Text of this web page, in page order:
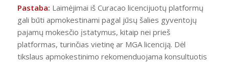
Pastaba: Laimėjimai iš Curacao licencijuotų platformų
gali būti apmokestinami pagal jūsų šalies gyventojų
pajamų mokesčio įstatymus, kitaip nei prieš
platformas, turinčias vietinę ar MGA licenciją. Dėl
tikslaus apmokestinimo rekomenduojama konsultuotis